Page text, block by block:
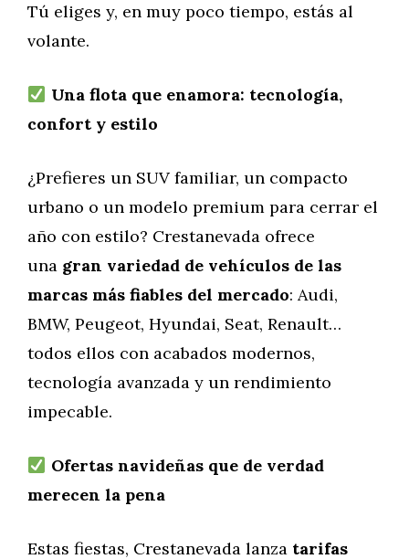
Tú eliges y, en muy poco tiempo, estás al
volante.
Una flota que enamora: tecnología,
confort y estilo
¿Prefieres un SUV familiar, un compacto
urbano o un modelo premium para cerrar el
año con estilo? Crestanevada ofrece
una gran variedad de vehículos de las
marcas más fiables del mercado: Audi,
BMW, Peugeot, Hyundai, Seat, Renault…
todos ellos con acabados modernos,
tecnología avanzada y un rendimiento
impecable.
Ofertas navideñas que de verdad
merecen la pena
Estas fiestas, Crestanevada lanza tarifas